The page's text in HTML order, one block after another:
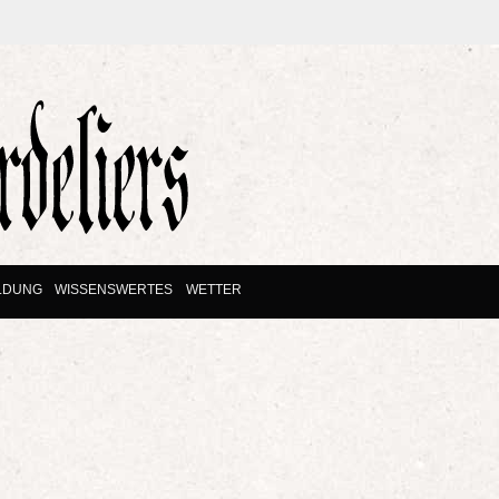
WISSENSWERTES WETTER